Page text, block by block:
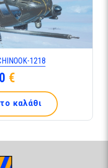
1218
€
καλάθι